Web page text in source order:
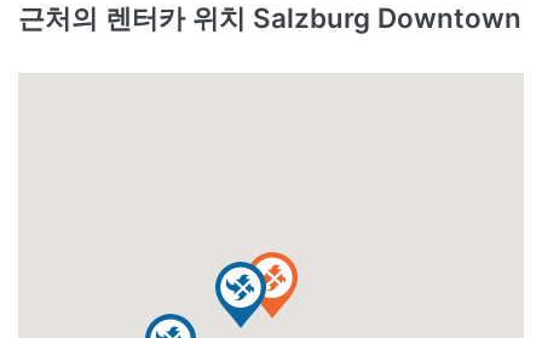
근처의 렌터카 위치 Salzburg Downtown